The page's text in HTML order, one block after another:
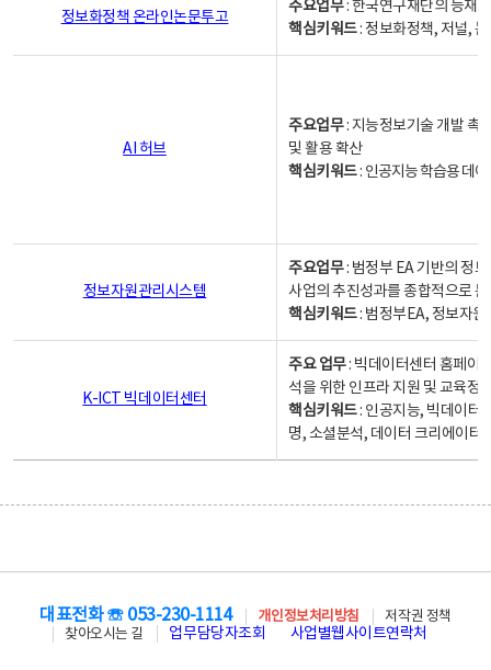
정보화정책 온라인논문투고
주요업무: 한국연구재단의 등재
핵심키워드: 정보화정책, 저널,
AI 허브
주요업무: 지능정보기술 개발 촉
및 활용 확산
핵심키워드: 인공지능 학습용 데
정보자원관리시스템
주요업무: 범정부 EA 기반의 정
사업의 추진성과를 종합적으로
핵심키워드: 범정부EA, 정보자
K-ICT 빅데이터센터
주요 업무: 빅데이터센터 홈페이
석을 위한 인프라 지원 및 교육정
핵심키워드: 인공지능, 빅데이터,
명, 소셜분석, 데이터 크리에이터
대표전화 ☏ 053-230-1114 개인정보처리방침
저작권 정책
찾아오시는 길
업무담당자조회 사업별웹사이트연락처